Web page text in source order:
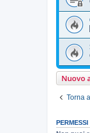
Nuovo
Torna